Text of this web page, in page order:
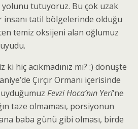
yolunu tutuyoruz. Bu çok uzak
tatil bölgelerinde olduğu
temiz oksijeni alan oğlumuz
hiç acıkmadınız mı? :) dönüşte
Çırçır Ormanı içerisinde
Fevzi Hoca’nın Yeri‘ne
taze olmaması, porsiyonun
baba günü gibi olması, birde